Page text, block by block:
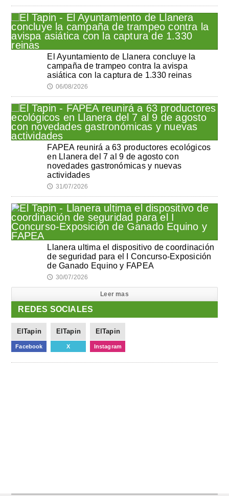
El Ayuntamiento de Llanera concluye la
campaña de trampeo contra la avispa
asiática con la captura de 1.330 reinas
🕔 06/08/2026
FAPEA reunirá a 63 productores ecológicos
en Llanera del 7 al 9 de agosto con
novedades gastronómicas y nuevas
actividades
🕔 31/07/2026
Llanera ultima el dispositivo de coordinación
de seguridad para el I Concurso-Exposición
de Ganado Equino y FAPEA
🕔 30/07/2026
Leer mas
REDES SOCIALES
ElTapin
Facebook
ElTapin
X
ElTapin
Instagram